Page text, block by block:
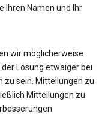
Ihren Namen und Ihr
wir möglicherweise
Lösung etwaiger bei
zu sein. Mitteilungen zu
Mitteilungen zu